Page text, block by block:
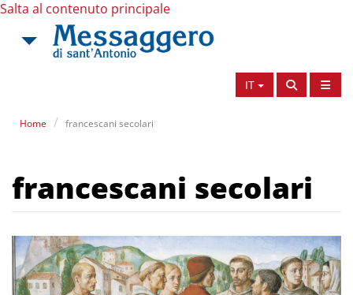
Salta al contenuto principale
IT
Home francescani secolari
francescani secolari